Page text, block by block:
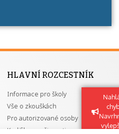
HLAVNÍ ROZCESTNÍK
Informace pro školy
Vše o zkouškách
Pro autorizované osoby
Kvalifikace a živnosti